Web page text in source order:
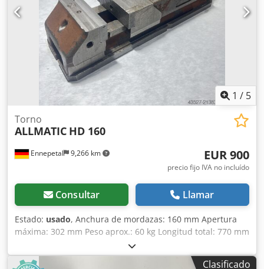
1 / 5
Ennepetal 9,266 km
Torno
ALLMATIC HD 160
EUR 900
precio fijo IVA no incluído
Consultar Llamar
Estado: usado, Anchura de mordazas: 160 mm Apertura
máxima: 302 mm Peso aprox.: 60 kg Longitud total: 770 mm
Apertura S1/mm: 0-152 Apertura S2/mm (ajustable
mediante pasador): 147-302 Niveles de fuerza de apriete: 4
Clasificado